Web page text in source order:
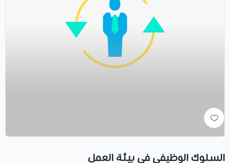
السلوك الوظيفي في بيئة العمل